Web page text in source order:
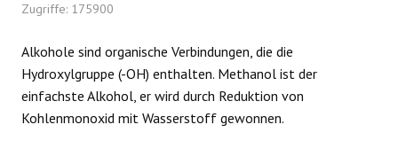
SYNTHESE
SPEKTROSKOPIE
Zugriffe: 175900
Alkohole sind organische Verbindungen, die die
Hydroxylgruppe (-OH) enthalten. Methanol ist der
einfachste Alkohol, er wird durch Reduktion von
Kohlenmonoxid mit Wasserstoff gewonnen.